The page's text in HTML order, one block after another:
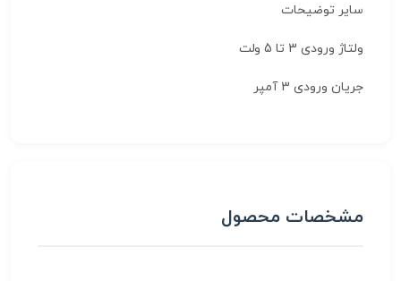
سایر توضیحات
ولتاژ ورودی 3 تا 5 ولت
جریان ورودی 3 آمپر
مشخصات محصول